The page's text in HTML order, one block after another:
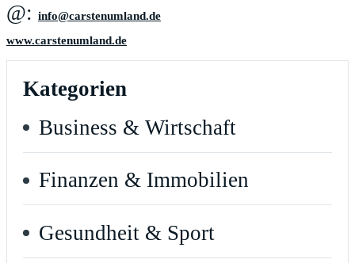
@: ed.dnalmunetsrac@ofni
www.carstenumland.de
Kategorien
Business & Wirtschaft
Finanzen & Immobilien
Gesundheit & Sport